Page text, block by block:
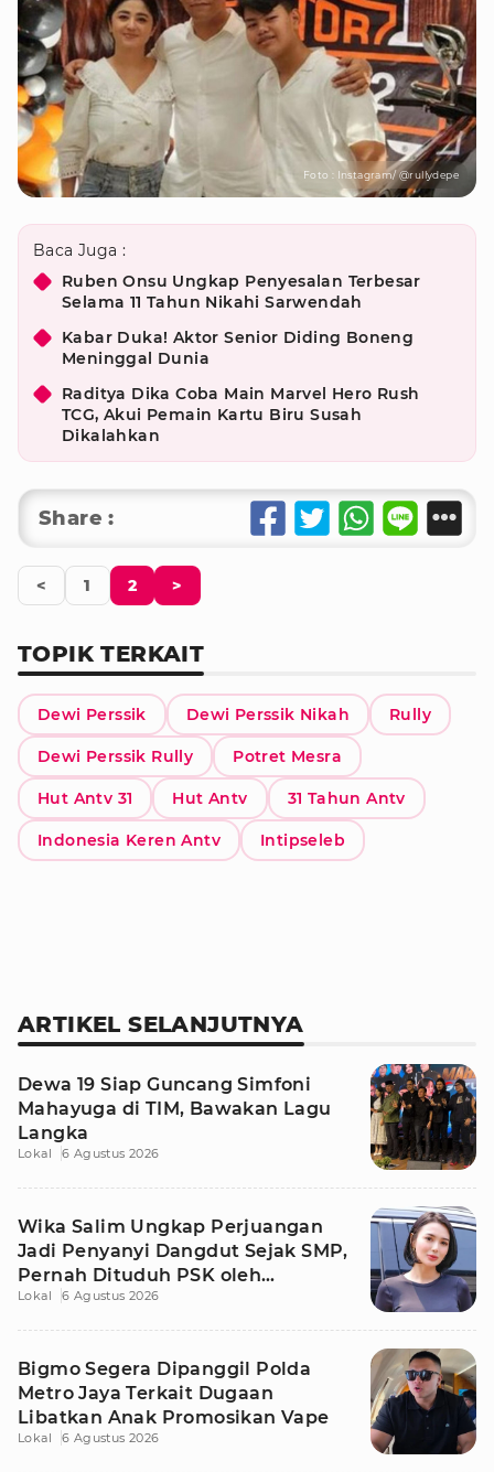
Foto : Instagram/ @rullydepe
Baca Juga :
Ruben Onsu Ungkap Penyesalan Terbesar
Selama 11 Tahun Nikahi Sarwendah
Kabar Duka! Aktor Senior Diding Boneng
Meninggal Dunia
Raditya Dika Coba Main Marvel Hero Rush
TCG, Akui Pemain Kartu Biru Susah
Dikalahkan
Share :
< 1 2 >
TOPIK TERKAIT
Dewi Perssik Dewi Perssik Nikah Rully
Dewi Perssik Rully Potret Mesra
Hut Antv 31 Hut Antv 31 Tahun Antv
Indonesia Keren Antv Intipseleb
ARTIKEL SELANJUTNYA
Dewa 19 Siap Guncang Simfoni
Mahayuga di TIM, Bawakan Lagu
Langka
Lokal 6 Agustus 2026
Wika Salim Ungkap Perjuangan
Jadi Penyanyi Dangdut Sejak SMP,
Pernah Dituduh PSK oleh
Tetangga
Lokal 6 Agustus 2026
Bigmo Segera Dipanggil Polda
Metro Jaya Terkait Dugaan
Libatkan Anak Promosikan Vape
Lokal 6 Agustus 2026